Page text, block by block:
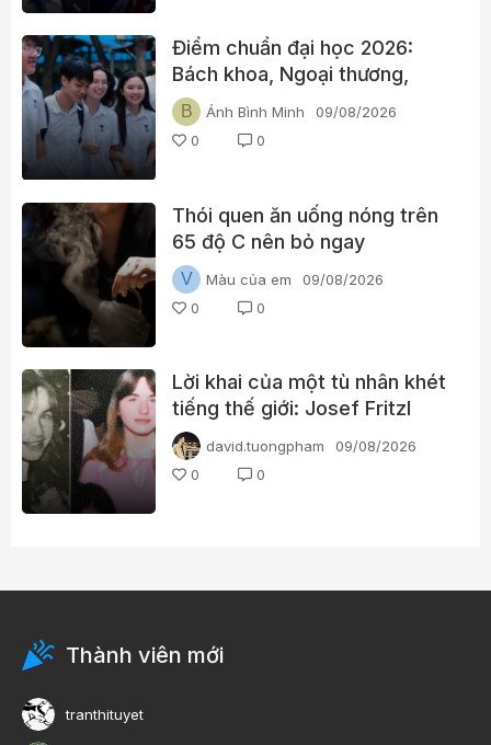
Điểm chuẩn đại học 2026:
Bách khoa, Ngoại thương,
Kinh tế Quốc dân cùng nhiều
trường “hot” đã lên điểm
B Ánh Bình Minh
09/08/2026
0
0
Thói quen ăn uống nóng trên
65 độ C nên bỏ ngay
V Màu của em
09/08/2026
0
0
Lời khai của một tù nhân khét
tiếng thế giới: Josef Fritzl
david.tuongpham
09/08/2026
0
0
Thành viên mới
tranthituyet